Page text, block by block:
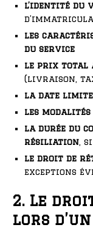
l’identité du
les
du service
le prix total
(livraison,
la date
les
la durée du
résiliation ,
le droit de
exceptions
2. Le
lors